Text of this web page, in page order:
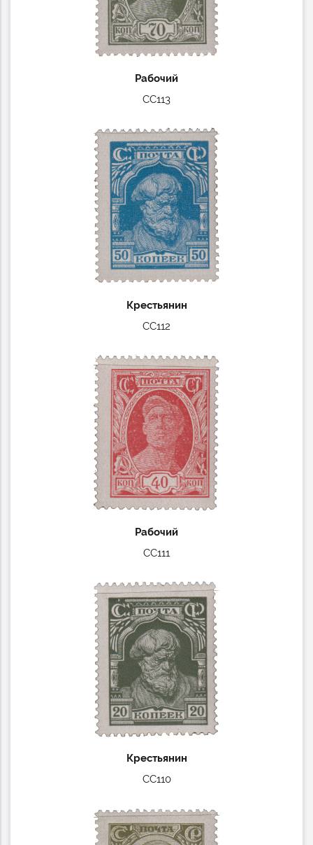
Рабочий
СС113
Крестьянин
СС112
Рабочий
СС111
Крестьянин
СС110